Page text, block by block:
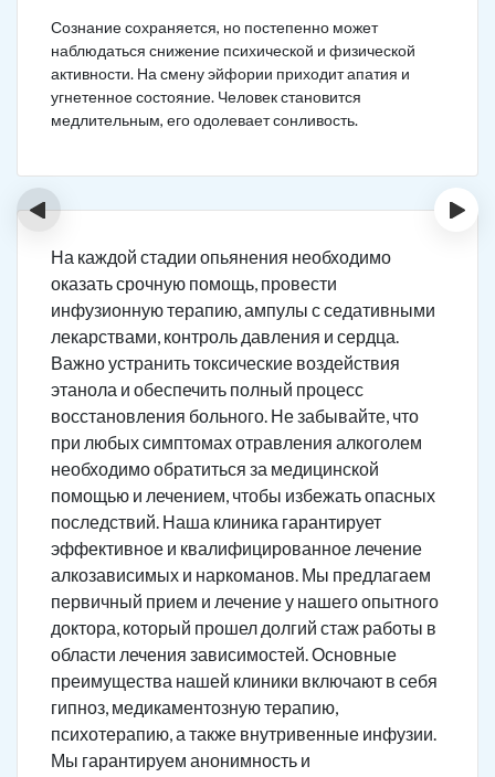
Сознание сохраняется, но постепенно может
наблюдаться снижение психической и физической
активности. На смену эйфории приходит апатия и
угнетенное состояние. Человек становится
медлительным, его одолевает сонливость.
‹ ›
На каждой стадии опьянения необходимо
оказать срочную помощь, провести
инфузионную терапию, ампулы с седативными
лекарствами, контроль давления и сердца.
Важно устранить токсические воздействия
этанола и обеспечить полный процесс
восстановления больного. Не забывайте, что
при любых симптомах отравления алкоголем
необходимо обратиться за медицинской
помощью и лечением, чтобы избежать опасных
последствий. Наша клиника гарантирует
эффективное и квалифицированное лечение
алкозависимых и наркоманов. Мы предлагаем
первичный прием и лечение у нашего опытного
доктора, который прошел долгий стаж работы в
области лечения зависимостей. Основные
преимущества нашей клиники включают в себя
гипноз, медикаментозную терапию,
психотерапию, а также внутривенные инфузии.
Мы гарантируем анонимность и